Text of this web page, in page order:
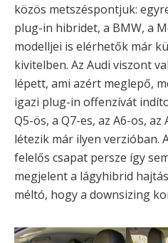
közös metszéspontjuk:
plug-in hibridet, a BMW, a
modelljei is elérhetők már
kivitelben. Az Audi viszont
lépett, ami azért meglepő,
igazi plug-in offenzívát
Q5-ös, a Q7-es, az A6-os, az
létezik már ilyen verzióban.
felelős csapat persze így
megjelent a lágyhibrid
méltó, hogy a downsizing